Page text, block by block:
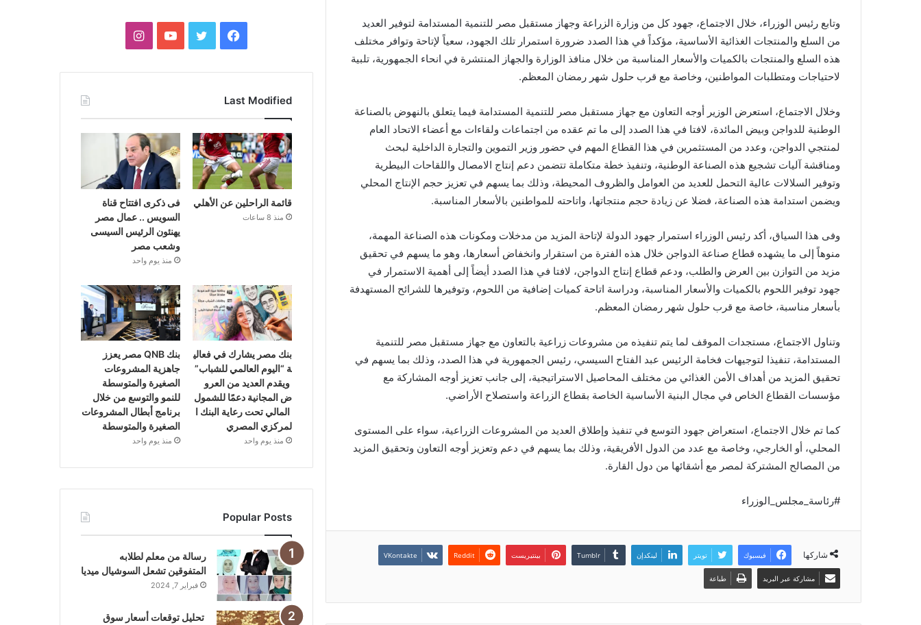
وتابع رئيس الوزراء، خلال الاجتماع، جهود كل من وزارة الزراعة وجهاز مستقبل مصر للتنمية المستدامة لتوفير العديد
من السلع والمنتجات الغذائية الأساسية، مؤكداً في هذا الصدد ضرورة استمرار تلك الجهود، سعياً لإتاحة وتوافر مختلف
هذه السلع والمنتجات بالكميات والأسعار المناسبة من خلال منافذ الوزارة والجهاز المنتشرة في انحاء الجمهورية، تلبية
لاحتياجات ومتطلبات المواطنين، وخاصة مع قرب حلول شهر رمضان المعظم.
وخلال الاجتماع، استعرض الوزير أوجه التعاون مع جهاز مستقبل مصر للتنمية المستدامة فيما يتعلق بالنهوض بالصناعة
الوطنية للدواجن وبيض المائدة، لافتا في هذا الصدد إلى ما تم عقده من اجتماعات ولقاءات مع أعضاء الاتحاد العام
لمنتجي الدواجن، وعدد من المستثمرين في هذا القطاع المهم في حضور وزير التموين والتجارة الداخلية لبحث
ومناقشة آليات تشجيع هذه الصناعة الوطنية، وتنفيذ خطة متكاملة تتضمن دعم إنتاج الامصال واللقاحات البيطرية
وتوفير السلالات عالية التحمل للعديد من العوامل والظروف المحيطة، وذلك بما يسهم في تعزيز حجم الإنتاج المحلي
ويضمن استدامة هذه الصناعة، فضلا عن زيادة حجم منتجاتها، واتاحته للمواطنين بالأسعار المناسبة.
وفى هذا السياق، أكد رئيس الوزراء استمرار جهود الدولة لإتاحة المزيد من مدخلات ومكونات هذه الصناعة المهمة،
منوهاً إلى ما يشهده قطاع صناعة الدواجن خلال هذه الفترة من استقرار وانخفاض أسعارها، وهو ما يسهم في تحقيق
مزيد من التوازن بين العرض والطلب، ودعم قطاع إنتاج الدواجن، لافتا في هذا الصدد أيضاً إلى أهمية الاستمرار في
جهود توفير اللحوم بالكميات والأسعار المناسبة، ودراسة اتاحة كميات إضافية من اللحوم، وتوفيرها للشرائح المستهدفة
بأسعار مناسبة، خاصة مع قرب حلول شهر رمضان المعظم.
وتناول الاجتماع، مستجدات الموقف لما يتم تنفيذه من مشروعات زراعية بالتعاون مع جهاز مستقبل مصر للتنمية
المستدامة، تنفيذا لتوجيهات فخامة الرئيس عبد الفتاح السيسي، رئيس الجمهورية في هذا الصدد، وذلك بما يسهم في
تحقيق المزيد من أهداف الأمن الغذائي من مختلف المحاصيل الاستراتيجية، إلى جانب تعزيز أوجه المشاركة مع
مؤسسات القطاع الخاص في مجال البنية الأساسية الخاصة بقطاع الزراعة واستصلاح الأراضي.
كما تم خلال الاجتماع، استعراض جهود التوسع في تنفيذ وإطلاق العديد من المشروعات الزراعية، سواء على المستوى
المحلي، أو الخارجي، وخاصة مع عدد من الدول الأفريقية، وذلك بما يسهم في دعم وتعزيز أوجه التعاون وتحقيق المزيد
من المصالح المشتركة لمصر مع أشقائها من دول القارة.
#رئاسة_مجلس_الوزراء
شاركها فيسبوك تويتر لينكدإن بينتيريست
مشاركة عبر البريد طباعة
فيسبوكتويتر يوتيوبانستقرام
Last Modified
قائمة الراحلين عن الأهلي
منذ 8 ساعات
فى ذكرى افتتاح قناة
السويس .. عمال مصر
يهنئون الرئيس السيسى
وشعب مصر
منذ يوم واحد
بنك مصر يشارك في فعالي
ة “اليوم العالمي للشباب”
ويقدم العديد من العرو
ض المجانية دعمًا للشمول
المالي تحت رعاية البنك ا
لمركزي المصري
منذ يوم واحد
بنك QNB مصر يعزز
جاهزية المشروعات
الصغيرة والمتوسطة
للنمو والتوسع من خلال
برنامج أبطال المشروعات
الصغيرة والمتوسطة
منذ يوم واحد
Popular Posts
رسالة من معلم لطلابه
المتفوقين تشعل السوشيال ميديا
فبراير 7, 2024
تحليل توقعات أسعار سوق